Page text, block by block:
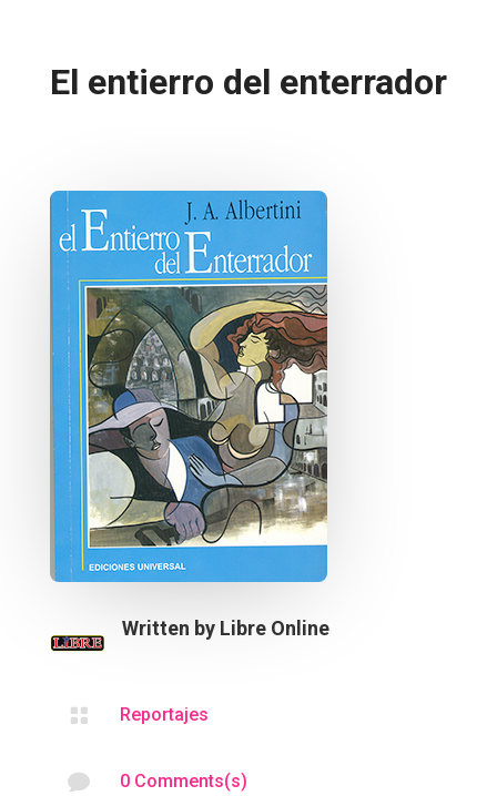
El entierro del enterrador
Written by Libre Online
 Reportajes
 0 Comments(s)